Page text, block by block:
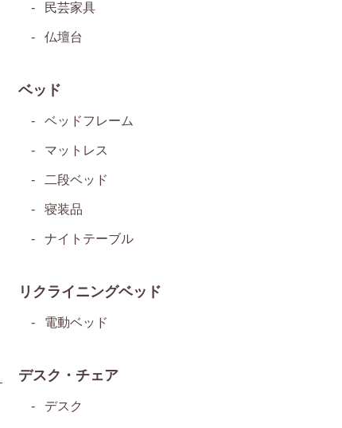
民芸家具
仏壇台
ベッド
ベッドフレーム
マットレス
二段ベッド
寝装品
ナイトテーブル
リクライニングベッド
電動ベッド
デスク・チェア
デスク